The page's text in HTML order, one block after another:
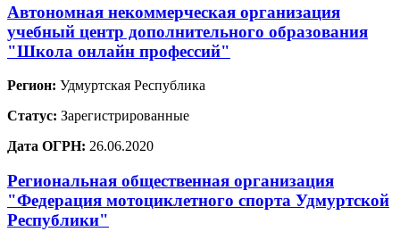
Автономная некоммерческая организация
учебный центр дополнительного образования
"Школа онлайн профессий"
Регион: Удмуртская Республика
Статус: Зарегистрированные
Дата ОГРН: 26.06.2020
Региональная общественная организация
"Федерация мотоциклетного спорта Удмуртской
Республики"